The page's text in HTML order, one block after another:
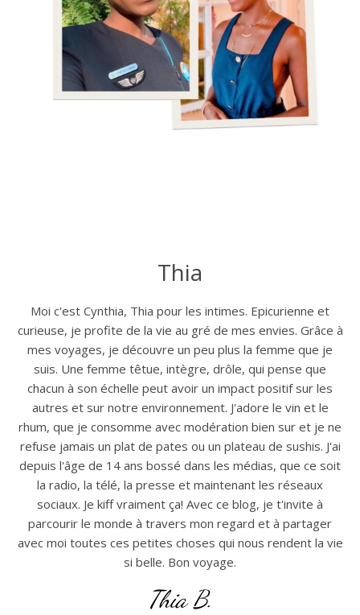
Thia
Moi c'est Cynthia, Thia pour les intimes. Epicurienne et
curieuse, je profite de la vie au gré de mes envies. Grâce à
mes voyages, je découvre un peu plus la femme que je
suis. Une femme têtue, intègre, drôle, qui pense que
chacun à son échelle peut avoir un impact positif sur les
autres et sur notre environnement. J'adore le vin et le
rhum, que je consomme avec modération bien sur et je ne
refuse jamais un plat de pates ou un plateau de sushis. J'ai
depuis l'âge de 14 ans bossé dans les médias, que ce soit
la radio, la télé, la presse et maintenant les réseaux
sociaux. Je kiff vraiment ça! Avec ce blog, je t'invite à
parcourir le monde à travers mon regard et à partager
avec moi toutes ces petites choses qui nous rendent la vie
si belle. Bon voyage.
Thia B.